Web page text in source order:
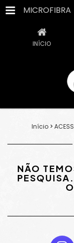
MICROFIBRA
INÍCIO
Início >
NÃO